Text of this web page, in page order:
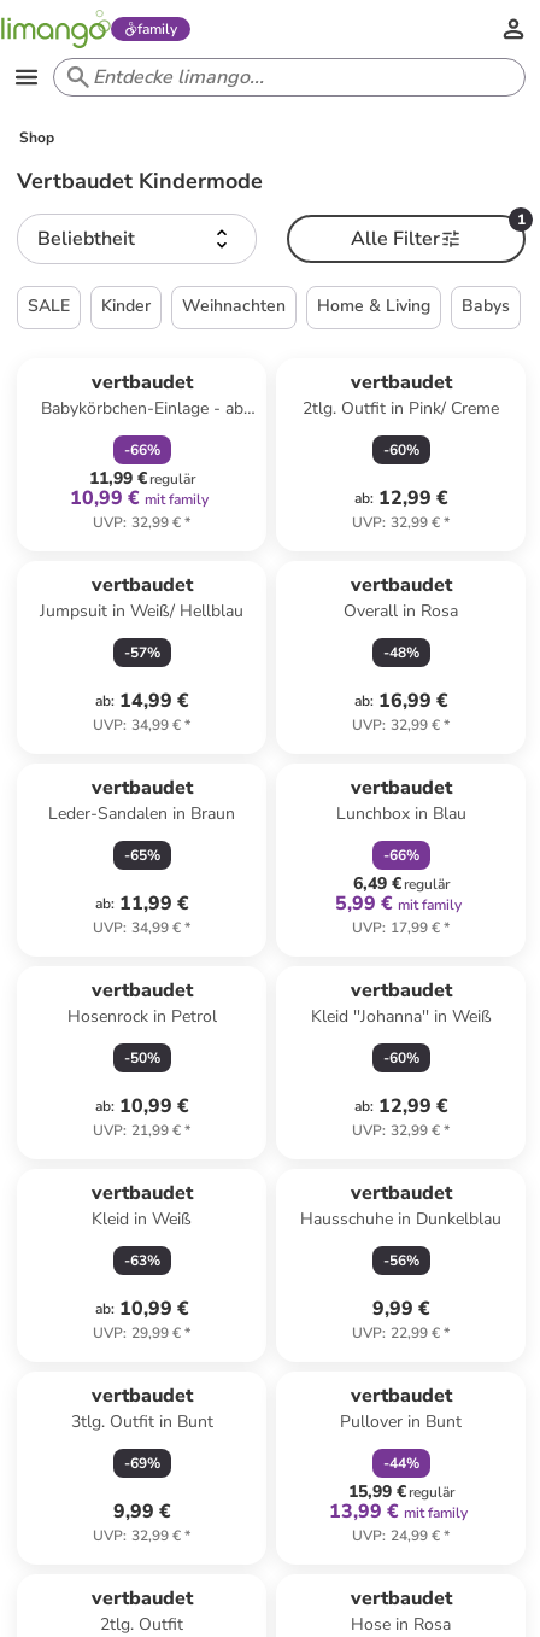
family
Shop
Vertbaudet Kindermode
Beliebtheit
1
Alle Filter
SALE Kinder Weihnachten Home & Living Babys
vertbaudet
Babykörbchen-Einlage - ab
Geburt
-66%
11,99 €regulär
10,99 € mit family
UVP: 32,99 €*
vertbaudet
2tlg. Outfit in Pink/ Creme
-60%
ab: 12,99 €
UVP: 32,99 €*
vertbaudet
Jumpsuit in Weiß/ Hellblau
-57%
ab: 14,99 €
UVP: 34,99 €*
vertbaudet
Overall in Rosa
-48%
ab: 16,99 €
UVP: 32,99 €*
vertbaudet
Leder-Sandalen in Braun
-65%
ab: 11,99 €
UVP: 34,99 €*
vertbaudet
Lunchbox in Blau
-66%
6,49 €regulär
5,99 € mit family
UVP: 17,99 €*
vertbaudet
Hosenrock in Petrol
-50%
ab: 10,99 €
UVP: 21,99 €*
vertbaudet
Kleid ''Johanna'' in Weiß
-60%
ab: 12,99 €
UVP: 32,99 €*
vertbaudet
Kleid in Weiß
-63%
ab: 10,99 €
UVP: 29,99 €*
vertbaudet
Hausschuhe in Dunkelblau
-56%
9,99 €
UVP: 22,99 €*
vertbaudet
3tlg. Outfit in Bunt
-69%
9,99 €
UVP: 32,99 €*
vertbaudet
Pullover in Bunt
-44%
15,99 €regulär
13,99 € mit family
UVP: 24,99 €*
vertbaudet
2tlg. Outfit
vertbaudet
Hose in Rosa